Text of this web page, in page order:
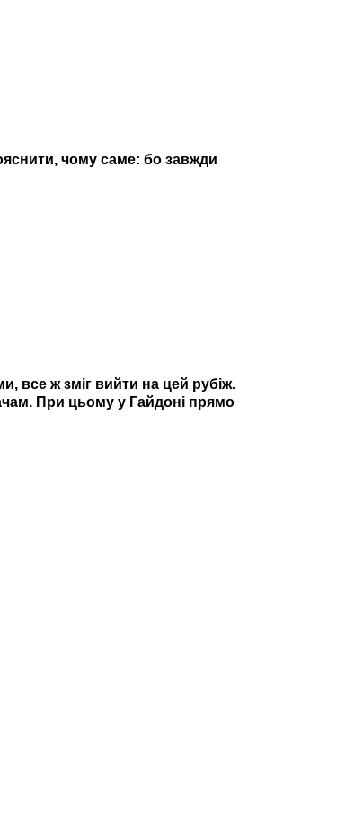
чому саме: бо завжди
все ж зміг вийти на цей рубіж.
При цьому у Гайдоні прямо